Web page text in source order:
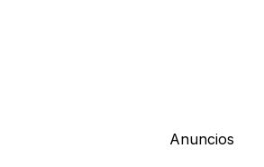
Anuncios